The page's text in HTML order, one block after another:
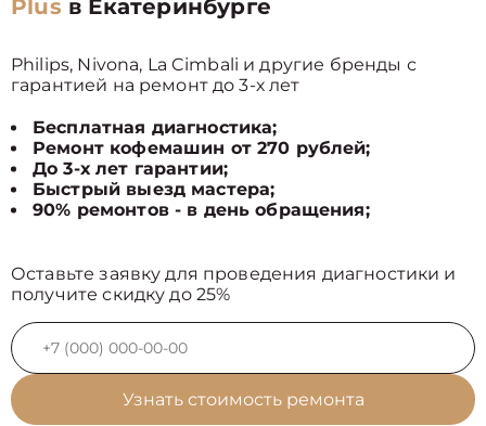
Plus в Екатеринбурге
Philips, Nivona, La Cimbali и другие бренды с
гарантией на ремонт до 3-х лет
Бесплатная диагностика;
Ремонт кофемашин от 270 рублей;
До 3-х лет гарантии;
Быстрый выезд мастера;
90% ремонтов - в день обращения;
Оставьте заявку для проведения диагностики и
получите скидку до 25%
Узнать стоимость ремонта